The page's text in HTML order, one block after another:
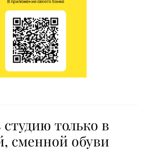
студию только в
сменной обуви